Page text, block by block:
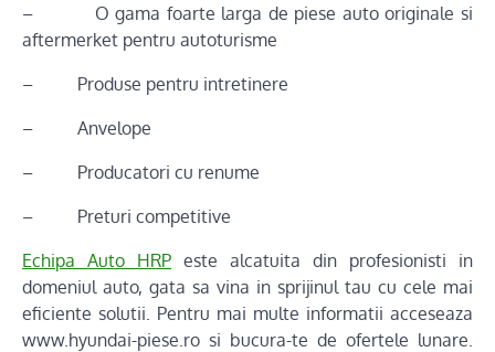
– O gama foarte larga de piese auto originale si
aftermerket pentru autoturisme
– Produse pentru intretinere
– Anvelope
– Producatori cu renume
– Preturi competitive
Echipa Auto HRP este alcatuita din profesionisti in
domeniul auto, gata sa vina in sprijinul tau cu cele mai
eficiente solutii. Pentru mai multe informatii acceseaza
www.hyundai-piese.ro si bucura-te de ofertele lunare.